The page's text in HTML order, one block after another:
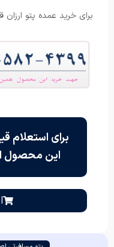
برای خرید عمده پتو
برای استعلام
این محصول